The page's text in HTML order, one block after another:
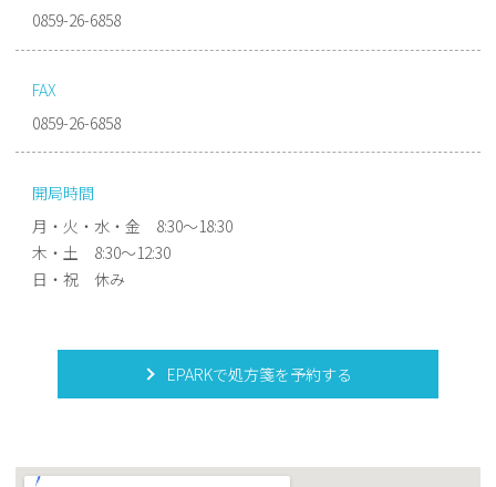
0859-26-6858
FAX
0859-26-6858
開局時間
月・火・水・金 8:30〜18:30
木・土 8:30〜12:30
日・祝 休み
EPARKで処方箋を予約する